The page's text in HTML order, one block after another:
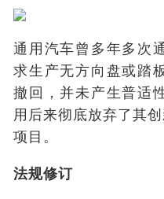
通用汽车曾多年多次
求生产无方向盘或踏
撤回，并未产生普适
用后来彻底放弃了其
项目。
法规修订